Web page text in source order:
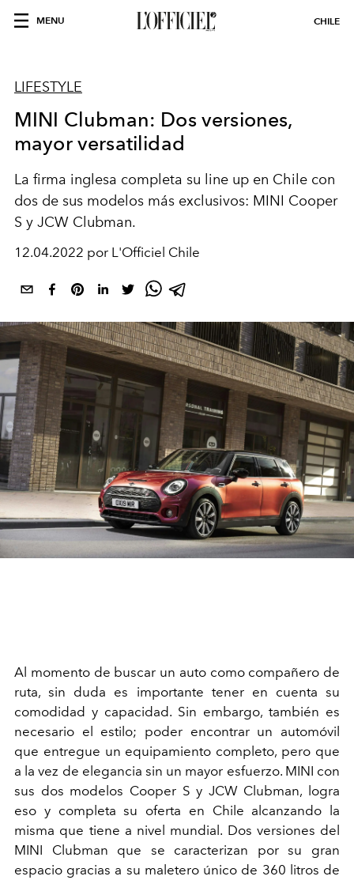
MENU CHILE
LIFESTYLE
MINI Clubman: Dos versiones,
mayor versatilidad
La firma inglesa completa su line up en Chile con
dos de sus modelos más exclusivos: MINI Cooper
S y JCW Clubman.
12.04.2022 por L'Officiel Chile
Al momento de buscar un auto como compañero de
ruta, sin duda es importante tener en cuenta su
comodidad y capacidad. Sin embargo, también es
necesario el estilo; poder encontrar un automóvil
que entregue un equipamiento completo, pero que
a la vez de elegancia sin un mayor esfuerzo. MINI con
sus dos modelos Cooper S y JCW Clubman, logra
eso y completa su oferta en Chile alcanzando la
misma que tiene a nivel mundial. Dos versiones del
MINI Clubman que se caracterizan por su gran
espacio gracias a su maletero único de 360 litros de